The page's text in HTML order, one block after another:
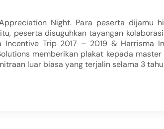
Night. Para peserta dijamu
peserta disuguhkan tayangan
Incentive Trip 2017 – 2019 & Harrisma
memberikan plakat kepada
luar biasa yang terjalin selama 3